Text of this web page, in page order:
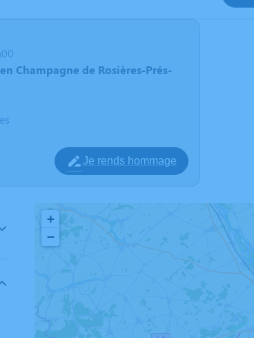
Champagne de Rosières-Prés-
Je rends hommage
+
−